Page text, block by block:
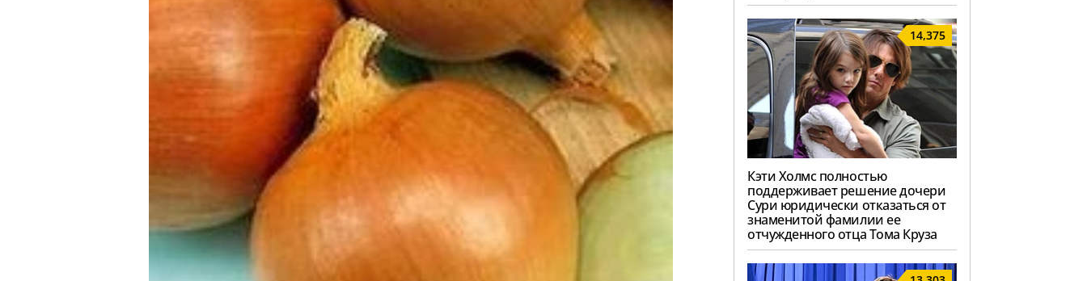
14,375
Кэти Холмс полностью
поддерживает решение дочери
Сури юридически отказаться от
знаменитой фамилии ее
отчужденного отца Тома Круза